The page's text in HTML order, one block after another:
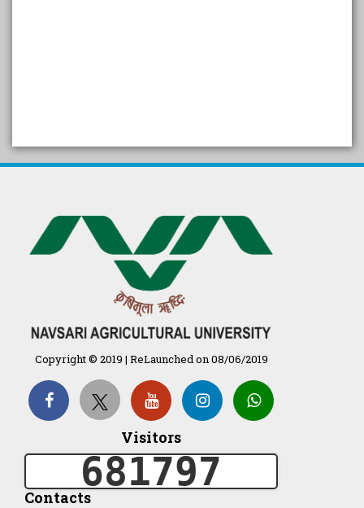
in Gujarati
દેશી ગાય આધારિત પ્રાકૃતિક ખેતી
गुणवत्ता युक्त कृषि-शिक्षा एक पहल" - भारतीय
कृषि अनुसंधान परिषद की 25वीं अखिल
भारतीय कृषि प्रवेश परीक्षा 2020
Organization Structure
ખેડુત માર્ગદર્શિકા
Accreditation Certificate
Copyright © 2019 | ReLaunched on 08/06/2019
Visitors
681797
Contacts